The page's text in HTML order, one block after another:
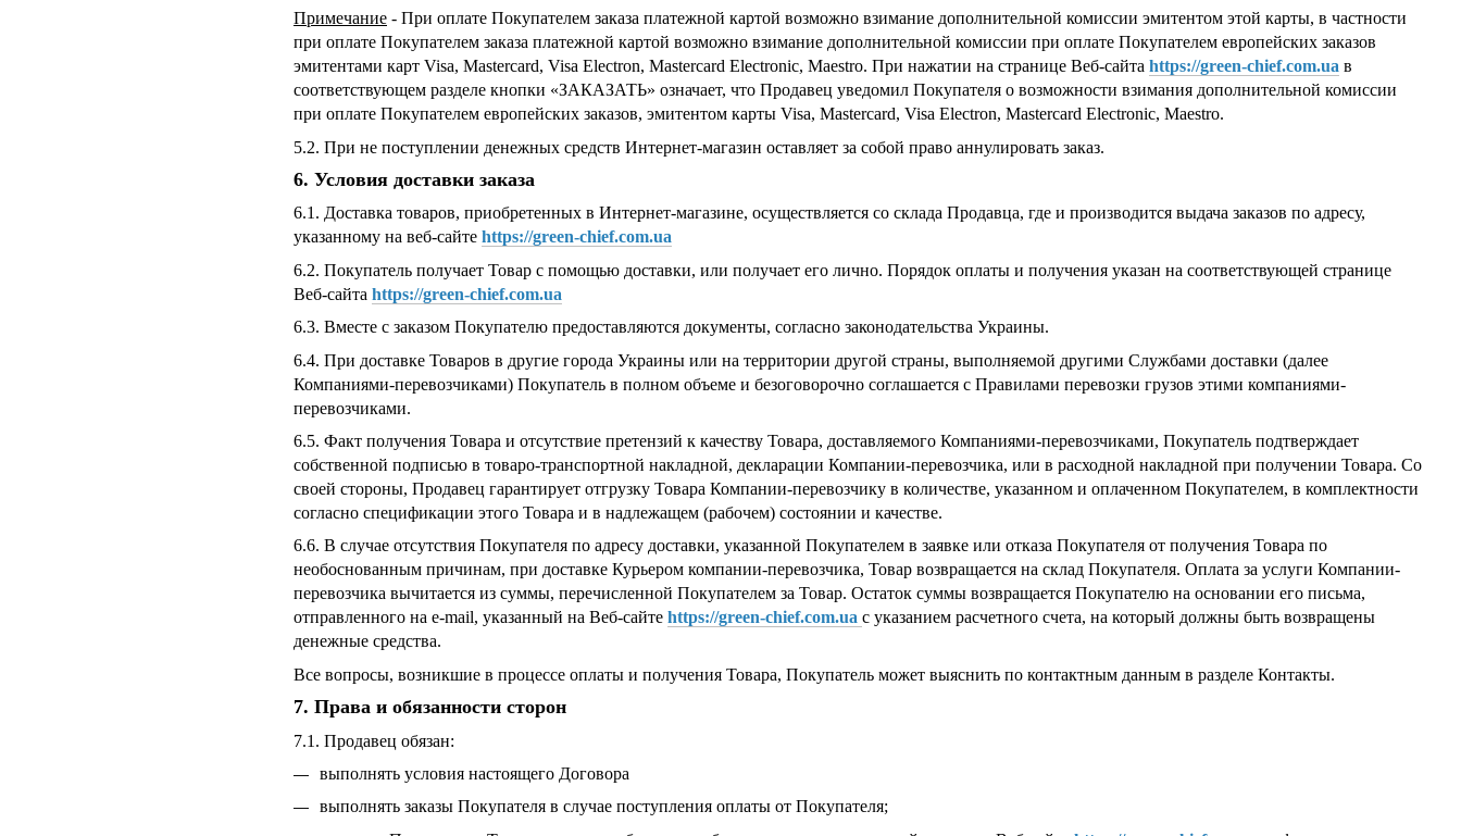
Примечание - При оплате Покупателем заказа платежной картой возможно взимание дополнительной комиссии эмитентом этой карты, в частности
при оплате Покупателем заказа платежной картой возможно взимание дополнительной комиссии при оплате Покупателем европейских заказов
эмитентами карт Visa, Mastercard, Visa Electron, Mastercard Electronic, Maestro. При нажатии на странице Веб-сайта https://green-chief.com.ua в
соответствующем разделе кнопки «ЗАКАЗАТЬ» означает, что Продавец уведомил Покупателя о возможности взимания дополнительной комиссии
при оплате Покупателем европейских заказов, эмитентом карты Visa, Mastercard, Visa Electron, Mastercard Electronic, Maestro.
5.2. При не поступлении денежных средств Интернет-магазин оставляет за собой право аннулировать заказ.
6. Условия доставки заказа
6.1. Доставка товаров, приобретенных в Интернет-магазине, осуществляется со склада Продавца, где и производится выдача заказов по адресу,
указанному на веб-сайте https://green-chief.com.ua
6.2. Покупатель получает Товар с помощью доставки, или получает его лично. Порядок оплаты и получения указан на соответствующей странице
Веб-сайта https://green-chief.com.ua
6.3. Вместе с заказом Покупателю предоставляются документы, согласно законодательства Украины.
6.4. При доставке Товаров в другие города Украины или на территории другой страны, выполняемой другими Службами доставки (далее
Компаниями-перевозчиками) Покупатель в полном объеме и безоговорочно соглашается с Правилами перевозки грузов этими компаниями-
перевозчиками.
6.5. Факт получения Товара и отсутствие претензий к качеству Товара, доставляемого Компаниями-перевозчиками, Покупатель подтверждает
собственной подписью в товаро-транспортной накладной, декларации Компании-перевозчика, или в расходной накладной при получении Товара. Со
своей стороны, Продавец гарантирует отгрузку Товара Компании-перевозчику в количестве, указанном и оплаченном Покупателем, в комплектности
согласно спецификации этого Товара и в надлежащем (рабочем) состоянии и качестве.
6.6. В случае отсутствия Покупателя по адресу доставки, указанной Покупателем в заявке или отказа Покупателя от получения Товара по
необоснованным причинам, при доставке Курьером компании-перевозчика, Товар возвращается на склад Покупателя. Оплата за услуги Компании-
перевозчика вычитается из суммы, перечисленной Покупателем за Товар. Остаток суммы возвращается Покупателю на основании его письма,
отправленного на e-mail, указанный на Веб-сайте https://green-chief.com.ua с указанием расчетного счета, на который должны быть возвращены
денежные средства.
Все вопросы, возникшие в процессе оплаты и получения Товара, Покупатель может выяснить по контактным данным в разделе Контакты.
7. Права и обязанности сторон
7.1. Продавец обязан:
выполнять условия настоящего Договора
выполнять заказы Покупателя в случае поступления оплаты от Покупателя;